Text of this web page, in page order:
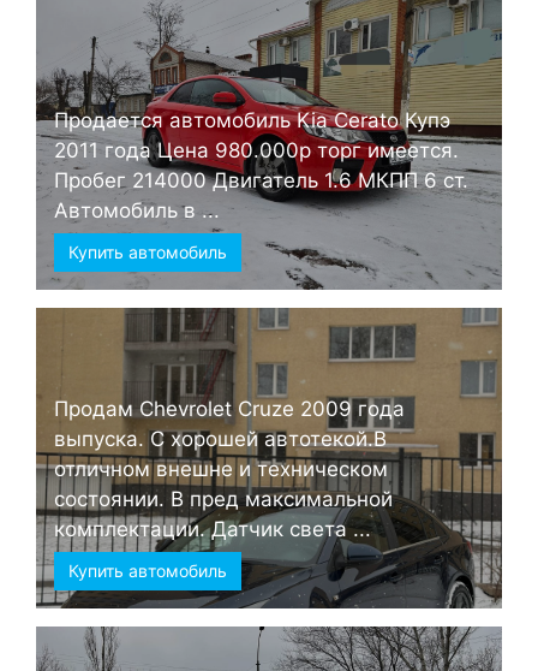
Продается автомобиль Kia Cerato Купэ
2011 года Цена 980.000р торг имеется.
Пробег 214000 Двигатель 1.6 МКПП 6 ст.
Автомобиль в ...
Купить автомобиль
Продам Chevrolet Cruze 2009 года
выпуска. С хорошей автотекой.В
отличном внешне и техническом
состоянии. В пред максимальной
комплектации. Датчик света ...
Купить автомобиль